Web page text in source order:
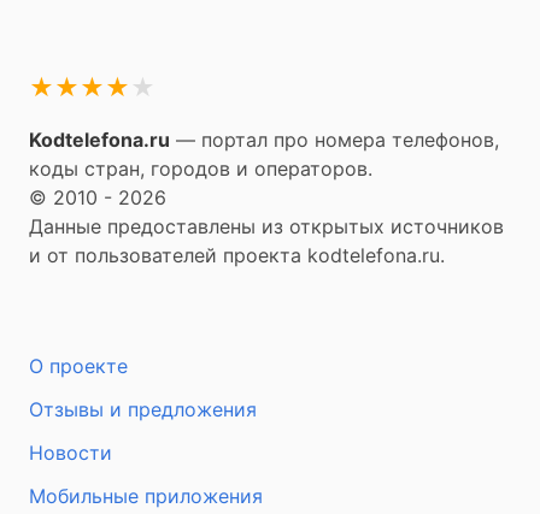
★
★
★
★
★
Kodtelefona.ru — портал про номера телефонов,
коды стран, городов и операторов.
© 2010 - 2026
Данные предоставлены из открытых источников
и от пользователей проекта kodtelefona.ru.
О проекте
Отзывы и предложения
Новости
Мобильные приложения